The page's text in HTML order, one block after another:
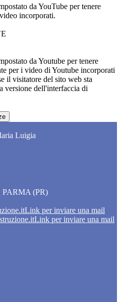
da YouTube per tenere
incorporati.
da Youtube per tenere
per i video di Youtube incorporati
il visitatore del sito web sta
versione dell'interfaccia di
Luigia
PARMA (PR)
Link per inviare una mail
Link per inviare una mail